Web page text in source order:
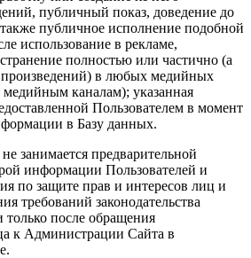
публичный показ, доведение до
публичное исполнение подобной
использование в рекламе,
полностью или частично (а
в любых медийных
каналам); указанная
Пользователем в момент
в Базу данных.
занимается предварительной
информации Пользователей и
по защите прав и интересов лиц и
требований законодательства
после обращения
к Администрации Сайта в